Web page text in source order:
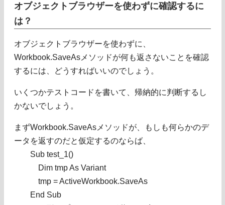
オブジェクトブラウザーを使わずに確認するに
は？
オブジェクトブラウザーを使わずに、
Workbook.SaveAsメソッドが何も返さないことを確認
するには、どうすればいいのでしょう。
いくつかテストコードを書いて、帰納的に判断するし
かないでしょう。
まずWorkbook.SaveAsメソッドが、もしも何らかのデ
ータを返すのだと仮定するのならば、
Sub test_1()
Dim tmp As Variant
tmp = ActiveWorkbook.SaveAs
End Sub